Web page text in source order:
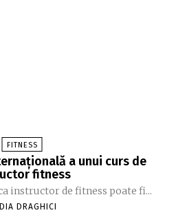
FITNESS
a unui curs de
fitness
instructor de fitness poate fi...
DRAGHICI